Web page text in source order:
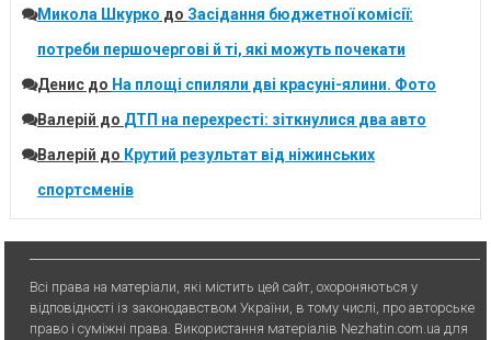
Микола Шкурко до Засідання бюджетної комісії:
потреби першочергові й ті, які можуть почекати
Денисдо На площі спиляли дві красуні-ялини. Фото
Валерій до ДТП на перехресті: зіткнулися два авто
Валерій до Крутий результат від ніжинських
спортсменів
Всі права на матеріали, які містить цей сайт, охороняються у
відповідності із законодавством України, в тому числі, про авторське
право і суміжні права. Використання матерiалiв Nezhatin.com.ua для